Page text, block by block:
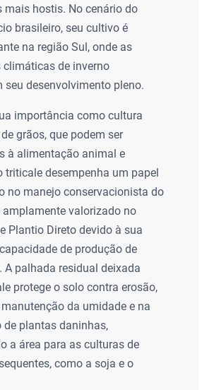
mais hostis. No cenário do
brasileiro, seu cultivo é
na região Sul, onde as
climáticas de inverno
seu desenvolvimento pleno.
importância como cultura
grãos, que podem ser
à alimentação animal e
triticale desempenha um papel
no manejo conservacionista do
amplamente valorizado no
Plantio Direto devido à sua
de produção de
A palhada residual deixada
protege o solo contra erosão,
da umidade e na
de plantas daninhas,
a área para as culturas de
como a soja e o